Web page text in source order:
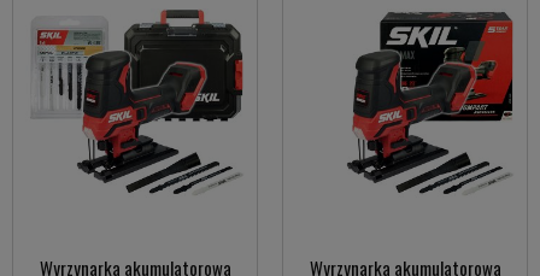
Wyrzynarka akumulatorowa Wyrzynarka akumulatorowa